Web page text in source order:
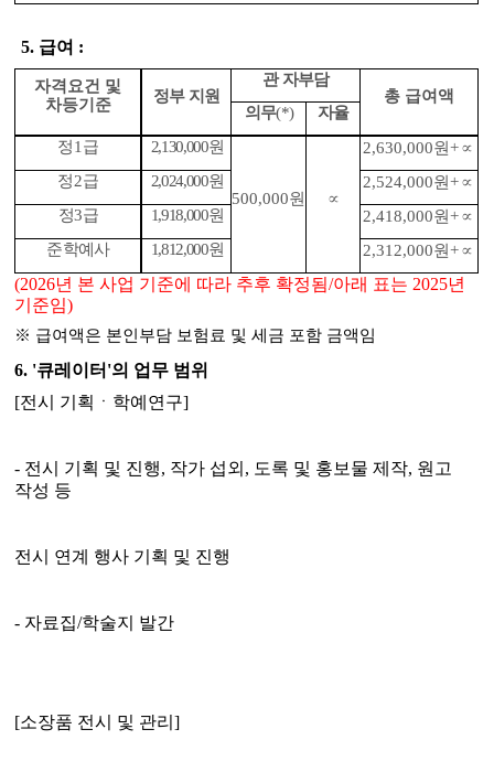
5. 급여 :
자격요건 및
차등기준
정부 지원
관 자부담
총 급여액
의무(*)
자율
정1 급 2,130,000원
500,000원 ∝
2,630,000원+∝
정2급 2,024,000원 2,524,000원+∝
정3급 1,918,000원 2,418,000원+∝
준학예사
1,812,000원 2,312,000원+∝
(2026년 본 사업 기준에 따라 추후 확정됨/아래 표는 2025년
기준임)
※ 급여액은 본인부담 보험료 및 세금 포함 금액임
6. '큐레이터 '의 업무 범위
[전시 기획ㆍ학예연구]
- 전시 기획 및 진행, 작가 섭외 , 도록 및 홍보물 제작, 원고
작성 등
전시 연계 행사 기획 및 진행
- 자료집/학술지 발간
[소장품 전시 및 관리]